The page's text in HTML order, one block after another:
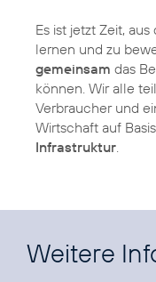
Es ist jetzt Zeit,
lernen und zu
gemeinsam das
können. Wir alle
Verbraucher und
Wirtschaft auf
Infrastruktur
Weitere